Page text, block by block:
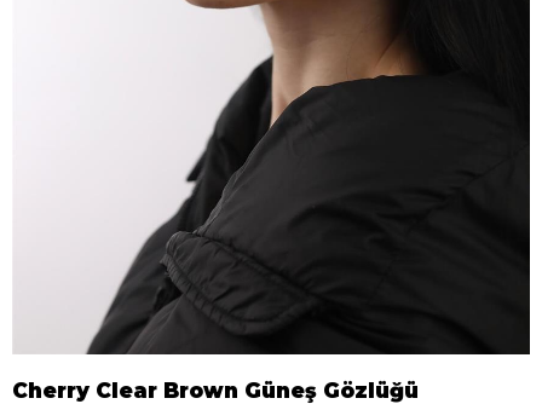
Cherry Clear Brown Güneş Gözlüğü